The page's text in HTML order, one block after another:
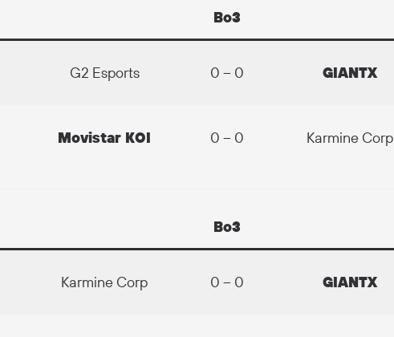
Bo3
G2 Esports 0 – 0 GIANTX
Movistar KOI 0 – 0 Karmine Corp
Bo3
Karmine Corp 0 – 0 GIANTX